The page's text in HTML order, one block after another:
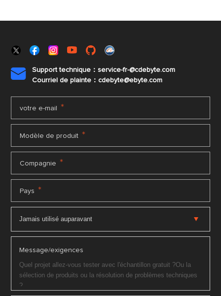

Support technique：service-fr-@cdebyte.com
Courriel de plainte：cdebyte@ebyte.com
votre e-mail *
Modèle de produit *
Compagnie *
Pays *
Message/exigences